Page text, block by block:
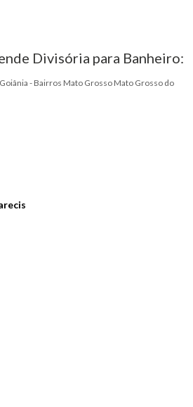
Divisória para Banheiro:
Goiânia - Bairros Mato Grosso Mato Grosso do